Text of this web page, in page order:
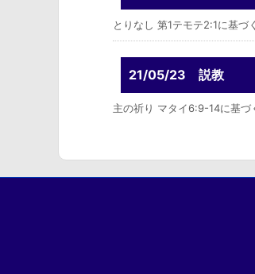
とりなし 第1テモテ2:1に基
21/05/23 説教
主の祈り マタイ6:9-14に基づ